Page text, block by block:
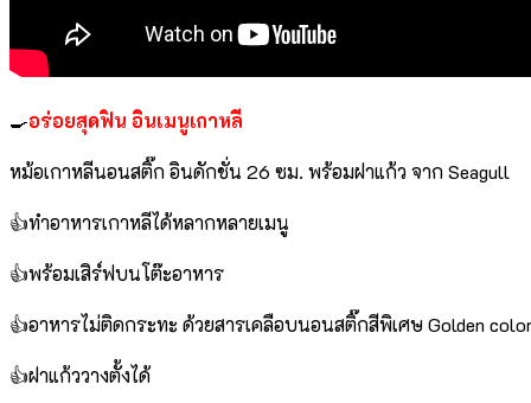
🍳อร่อยสุดฟิน อินเมนูเกาหลี
หม้อเกาหลีนอนสติ๊ก อินดักชั่น 26 ซม. พร้อมฝาแก้ว จาก Seagull
👍ทำอาหารเกาหลีได้หลากหลายเมนู
👍พร้อมเสิร์ฟบนโต๊ะอาหาร
👍อาหารไม่ติดกระทะ ด้วยสารเคลือบนอนสติ๊กสีพิเศษ Golden
👍ฝาแก้ววางตั้งได้